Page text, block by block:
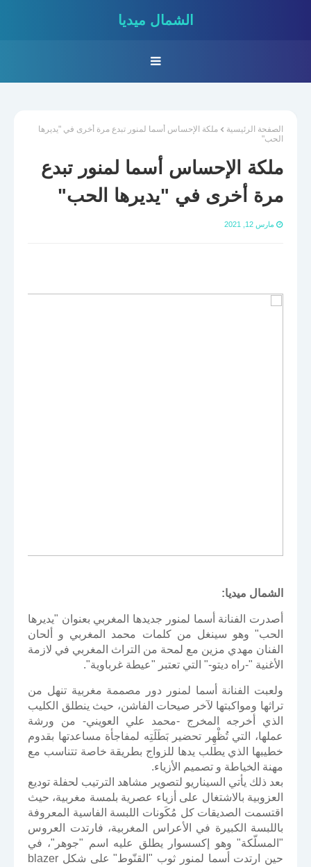
الشمال ميديا
الصفحة الرئيسية
ملكة الإحساس أسما لمنور تبدع مرة أخرى في "يديرها
الحب"
ملكة الإحساس أسما لمنور تبدع
مرة أخرى في "يديرها الحب"
مارس 12, 2021
الشمال ميديا:
أصدرت الفنانة أسما لمنور جديدها المغربي بعنوان "يديرها
الحب" وهو سينغل من كلمات محمد المغربي و ألحان
الفنان مهدي مزين مع لمحة من التراث المغربي في لازمة
الأغنية "-راه ديتو-" التي تعتبر "عيطة غرباوية".
‎ولعبت الفنانة أسما لمنور دور مصممة مغربية تنهل من
تراثها ومواكبتها لآخر صيحات الفاشن، حيث ينطلق الكليب
الذي أخرجه المخرج -محمد علي العويني- من ورشة
عملها، التي تُظْهِر تحضير بَطَلَتِه لمفاجأة مساعدتها بقدوم
خطيبها الذي يطلب يدها للزواج بطريقة خاصة تتناسب مع
مهنة الخياطة و تصميم الأزياء.
بعد ذلك يأتي السيناريو لتصوير مشاهد الترتيب لحفلة توديع
العزوبية بالاشتغال على أزياء عصرية بلمسة مغربية، حيث
اقتسمت الصديقات كل مُكَونات اللبسة الفاسية المعروفة
باللبسة الكبيرة في الأعراس المغربية، فارتدت العروس
"المسلّكة" وهو إكسسوار يطلق عليه اسم "جوهر"، في
حين ارتدت أسما لمنور ثوب "القنّوط" على شكل blazer